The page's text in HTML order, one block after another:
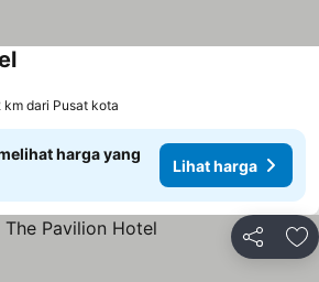
Lihat harga
km dari Pusat kota
harga yang
Lihat harga
Bagikan